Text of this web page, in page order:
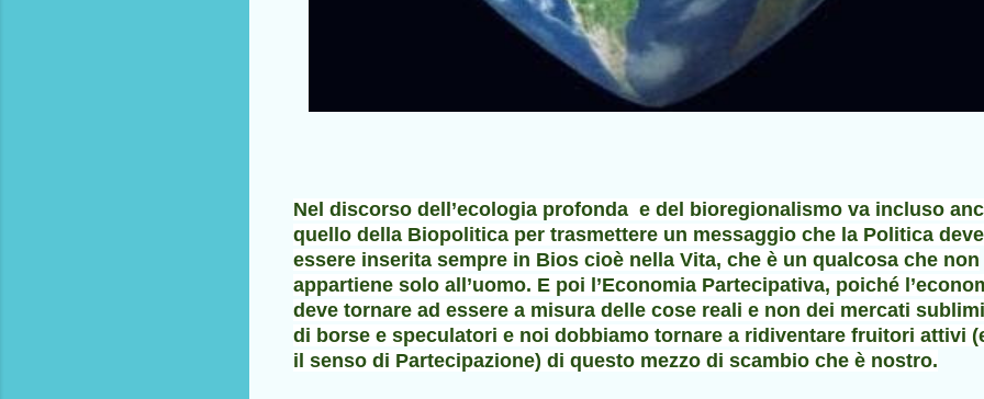
Nel discorso dell’ecologia profonda e del bioregionalismo va incluso
quello della Biopolitica per trasmettere un messaggio che la Politica deve
essere inserita sempre in Bios cioè nella Vita, che è un qualcosa che non
appartiene solo all’uomo. E poi l’Economia Partecipativa, poiché
deve tornare ad essere a misura delle cose reali e non dei mercati
di borse e speculatori e noi dobbiamo tornare a ridiventare fruitori attivi
il senso di Partecipazione) di questo mezzo di scambio che è nostro.